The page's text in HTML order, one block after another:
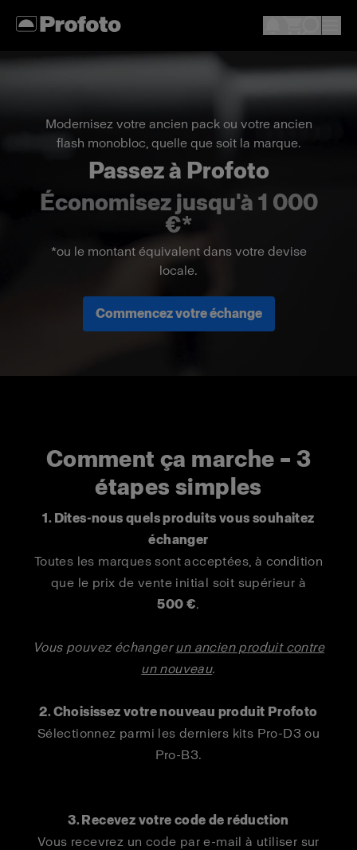
Modernisez votre ancien pack ou votre ancien
flash monobloc, quelle que soit la marque.
Passez à Profoto
Économisez jusqu'à 1 000
€*
*ou le montant équivalent dans votre devise
locale.
Commencez votre échange
Comment ça marche – 3
étapes simples
1. Dites-nous quels produits vous souhaitez
échanger
Toutes les marques sont acceptées, à condition
que le prix de vente initial soit supérieur à
500 €.
Vous pouvez échangerun ancien produit contre
un nouveau.
2. Choisissez votre nouveau produit Profoto
Sélectionnez parmi les derniers kits Pro-D3 ou
Pro-B3.
3. Recevez votre code de réduction
Vous recevrez un code par e-mail à utiliser sur